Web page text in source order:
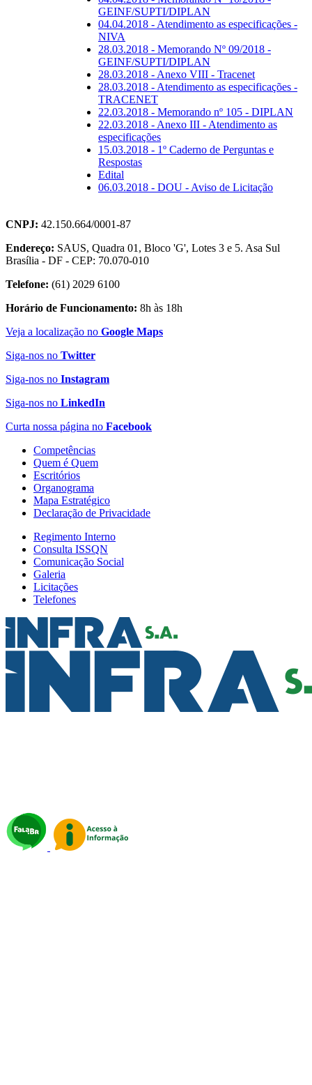
GEINF/SUPTI/DIPLAN
04.04.2018 - Atendimento as especificações -
NIVA
28.03.2018 - Memorando Nº 09/2018 -
GEINF/SUPTI/DIPLAN
28.03.2018 - Anexo VIII - Tracenet
28.03.2018 - Atendimento as especificações -
TRACENET
22.03.2018 - Memorando nº 105 - DIPLAN
22.03.2018 - Anexo III - Atendimento as
especificações
15.03.2018 - 1º Caderno de Perguntas e
Respostas
Edital
06.03.2018 - DOU - Aviso de Licitação
CNPJ: 42.150.664/0001-87
Endereço: SAUS, Quadra 01, Bloco 'G', Lotes 3 e 5. Asa Sul
Brasília - DF - CEP: 70.070-010
Telefone: (61) 2029 6100
Horário de Funcionamento: 8h às 18h
Veja a localização no Google Maps
Siga-nos no Twitter
Siga-nos no Instagram
Siga-nos no LinkedIn
Curta nossa página no Facebook
Competências
Quem é Quem
Escritórios
Organograma
Mapa Estratégico
Declaração de Privacidade
Regimento Interno
Consulta ISSQN
Comunicação Social
Galeria
Licitações
Telefones